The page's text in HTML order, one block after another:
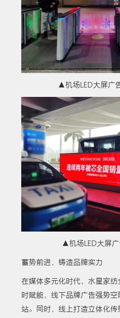
▲机场LED大屏广
▲机场LED大屏
蓄势前进，铸造品牌实力
在媒体多元化时代，水星家
时赋能，线下品牌广告强势
站。同时，线上打造立体化